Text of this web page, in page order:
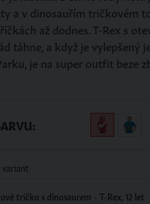
a v dinosauřím tričkovém
až dodnes. T-Rex s
táhne, a když je vylepšený
je na super outfit beze
variant
tričko s dinosaurem - T-Rex, 12 let